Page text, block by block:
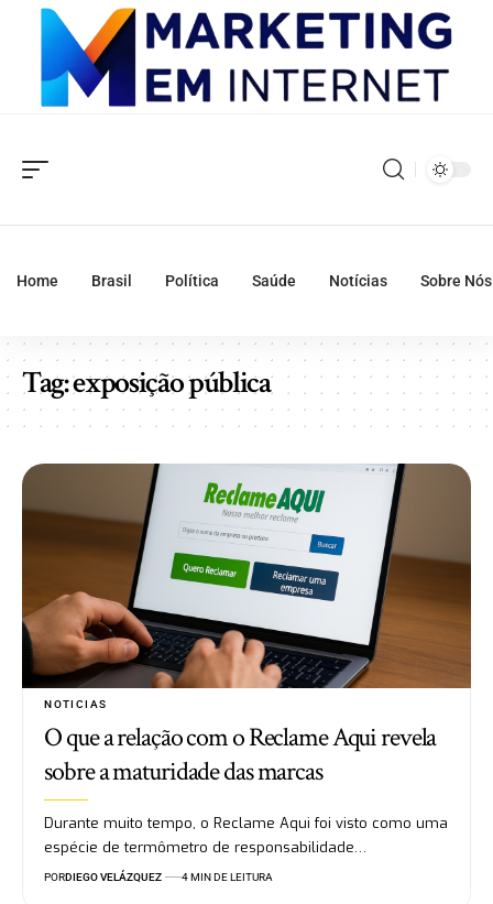
Home Brasil Política Saúde Notícias Sobre Nós
Tag:exposição pública
NOTICIAS
O que a relação com o Reclame Aqui revela
sobre a maturidade das marcas
Durante muito tempo, o Reclame Aqui foi visto como uma
espécie de termômetro de responsabilidade…
PORDIEGO VELÁZQUEZ 4 MIN DE LEITURA